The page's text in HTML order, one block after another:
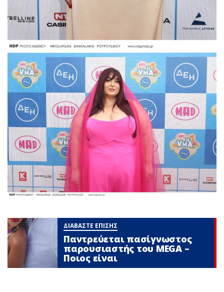
ΔΙΑΒΑΣΤΕ ΕΠΙΣΗΣ
Παντρεύεται πασίγνωστος
παρουσιαστής του MEGA –
Ποιος είναι